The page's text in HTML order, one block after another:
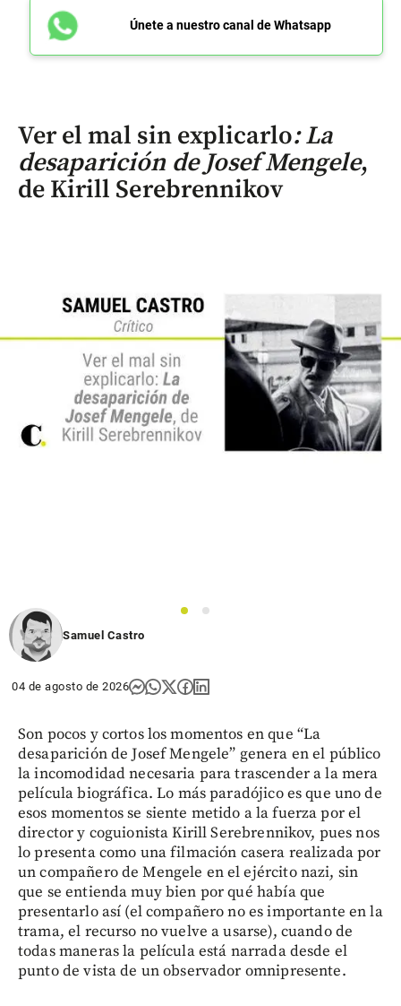
Únete a nuestro canal de Whatsapp
Ver el mal sin explicarlo: La
desaparición de Josef Mengele,
de Kirill Serebrennikov
1
2
Samuel Castro
04 de agosto de 2026
Son pocos y cortos los momentos en que “La
desaparición de Josef Mengele” genera en el público
la incomodidad necesaria para trascender a la mera
película biográfica. Lo más paradójico es que uno de
esos momentos se siente metido a la fuerza por el
director y coguionista Kirill Serebrennikov, pues nos
lo presenta como una filmación casera realizada por
un compañero de Mengele en el ejército nazi, sin
que se entienda muy bien por qué había que
presentarlo así (el compañero no es importante en la
trama, el recurso no vuelve a usarse), cuando de
todas maneras la película está narrada desde el
punto de vista de un observador omnipresente.